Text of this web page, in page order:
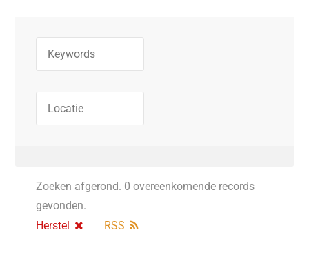
Zoeken afgerond. 0 overeenkomende records
gevonden.
Herstel
RSS